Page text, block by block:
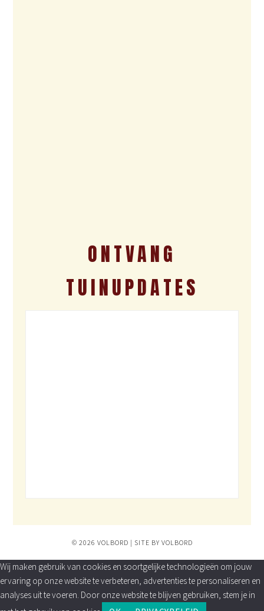
ONTVANG
TUINUPDATES
© 2026 VOLBORD | SITE BY VOLBORD
Wij maken gebruik van cookies en soortgelijke technologieën om jouw
ervaring op onze website te verbeteren, advertenties te personaliseren en
analyses uit te voeren. Door onze website te blijven gebruiken, stem je in